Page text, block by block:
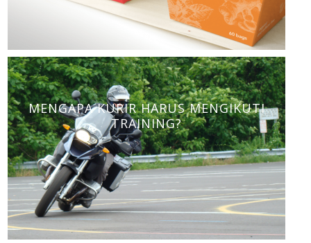
MENGAPA KURIR HARUS MENGIKUTI
TRAINING?